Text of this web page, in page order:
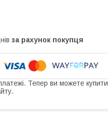
за рахунок покупця
Тепер ви можете купити